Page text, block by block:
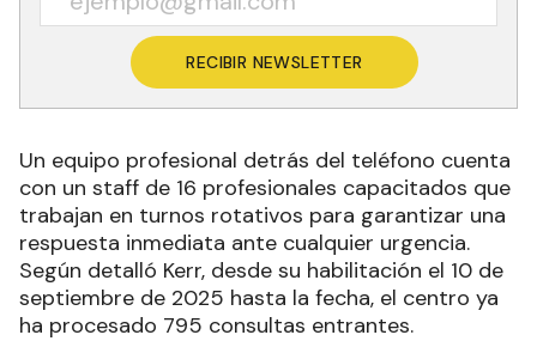
RECIBIR NEWSLETTER
Un equipo profesional detrás del teléfono cuenta
con un staff de 16 profesionales capacitados que
trabajan en turnos rotativos para garantizar una
respuesta inmediata ante cualquier urgencia.
Según detalló Kerr, desde su habilitación el 10 de
septiembre de 2025 hasta la fecha, el centro ya
ha procesado 795 consultas entrantes.